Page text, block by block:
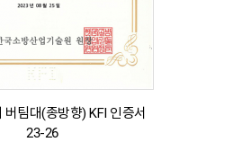
팀대(종방향) KFI 인증서
23-26